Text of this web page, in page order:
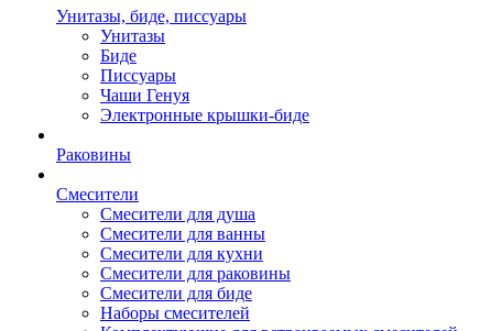
Унитазы, биде, писсуары
Унитазы
Биде
Писсуары
Чаши Генуя
Электронные крышки-биде
Раковины
Смесители
Смесители для душа
Смесители для ванны
Смесители для кухни
Смесители для раковины
Смесители для биде
Наборы смесителей